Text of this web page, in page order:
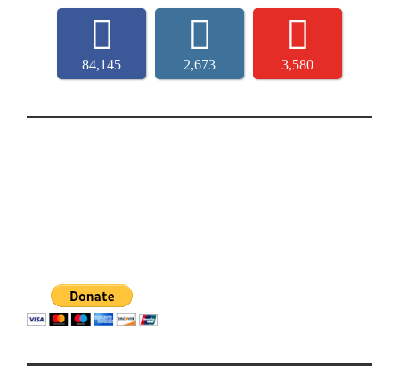
84,145 2,673 3,580